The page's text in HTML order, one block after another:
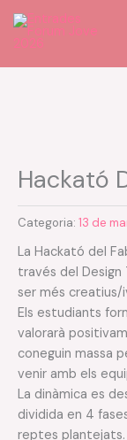
Vés
contingut
Hackató
Categoria: 13 de
La Hackató del
través del Design
ser més creatius/
Els estudiants
valorarà
coneguin massa
venir amb els
La dinàmica es
dividida en 4
reptes plantejats.
Hackató
Design
Thinking
#2